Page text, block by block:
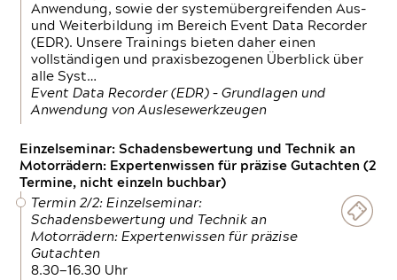
Anwendung, sowie der systemübergreifenden Aus-
und Weiterbildung im Bereich Event Data Recorder
(EDR). Unsere Trainings bieten daher einen
vollständigen und praxisbezogenen Überblick über
alle Syst…
Event Data Recorder (EDR) – Grundlagen und
Anwendung von Auslesewerkzeugen
Einzelseminar: Schadensbewertung und Technik an
Motorrädern: Expertenwissen für präzise Gutachten (2
Termine, nicht einzeln buchbar)
Termin 2/2: Einzelseminar:
Schadensbewertung und Technik an
Motorrädern: Expertenwissen für präzise
Gutachten
8.30—16.30 Uhr